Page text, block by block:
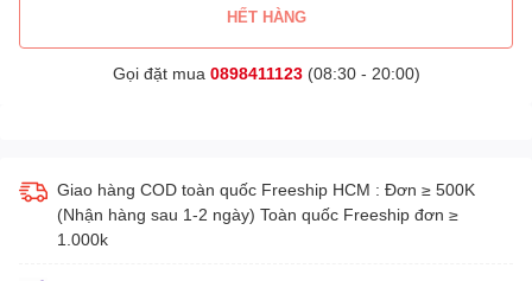
HẾT HÀNG
Gọi đặt mua 0898411123(08:30 - 20:00)
Giao hàng COD toàn quốc Freeship HCM : Đơn ≥ 500K
(Nhận hàng sau 1-2 ngày) Toàn quốc Freeship đơn ≥
1.000k